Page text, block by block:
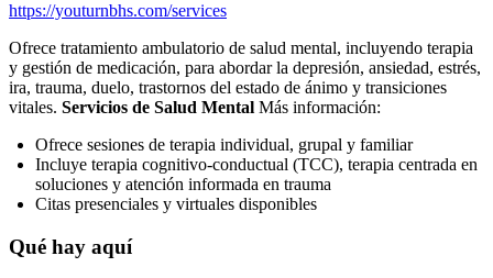
https://youturnbhs.com/services
Ofrece tratamiento ambulatorio de salud mental, incluyendo terapia
y gestión de medicación, para abordar la depresión, ansiedad, estrés,
ira, trauma, duelo, trastornos del estado de ánimo y transiciones
vitales. Servicios de Salud Mental Más información:
Ofrece sesiones de terapia individual, grupal y familiar
Incluye terapia cognitivo-conductual (TCC), terapia centrada en
soluciones y atención informada en trauma
Citas presenciales y virtuales disponibles
Qué hay aquí